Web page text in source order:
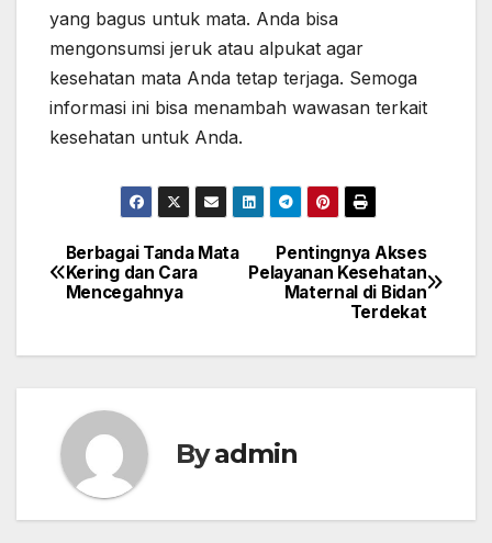
yang bagus untuk mata. Anda bisa
mengonsumsi jeruk atau alpukat agar
kesehatan mata Anda tetap terjaga. Semoga
informasi ini bisa menambah wawasan terkait
kesehatan untuk Anda.
Post
navigation
Pentingnya Akses
Pelayanan Kesehatan
Maternal di Bidan
Terdekat
Berbagai Tanda Mata
Kering dan Cara
Mencegahnya
Byadmin